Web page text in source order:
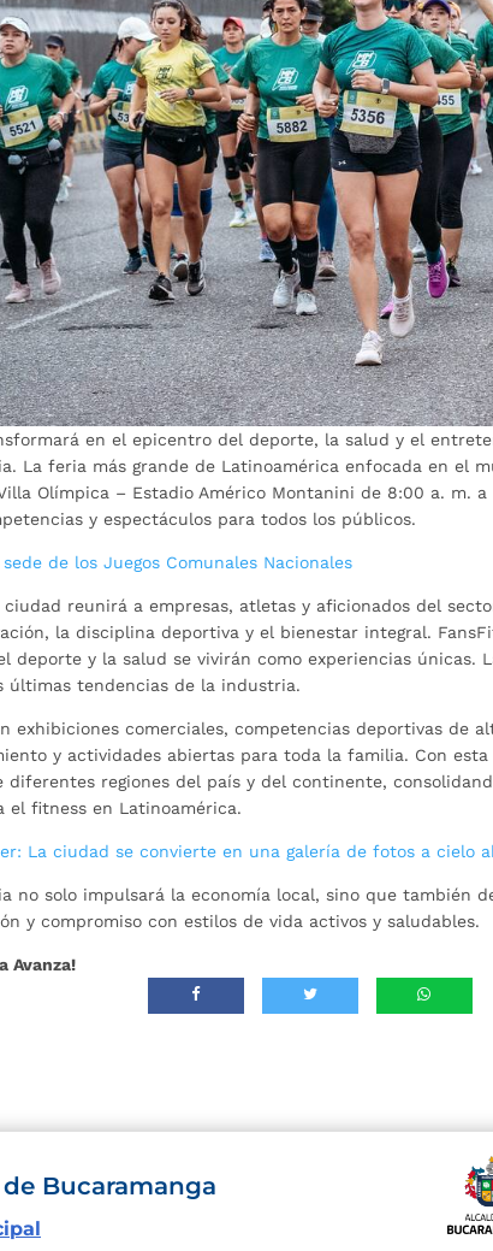
en el epicentro del deporte, la salud y el
La feria más grande de Latinoamérica enfocada en el
Olímpica – Estadio Américo Montanini de 8:00 a. m.
y espectáculos para todos los públicos.
de los Juegos Comunales Nacionales
reunirá a empresas, atletas y aficionados del
la disciplina deportiva y el bienestar integral.
deporte y la salud se vivirán como experiencias únicas.
últimas tendencias de la industria.
exhibiciones comerciales, competencias deportivas de
y actividades abiertas para toda la familia. Con esta
diferentes regiones del país y del continente,
el fitness en Latinoamérica.
La ciudad se convierte en una galería de fotos a cielo
no solo impulsará la economía local, sino que también
y compromiso con estilos de vida activos y saludables.
Avanza!
Bucaramanga